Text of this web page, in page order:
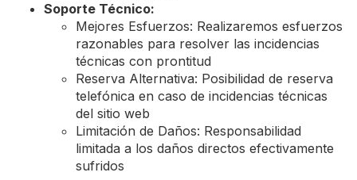
Soporte Técnico:
Mejores Esfuerzos: Realizaremos esfuerzos
razonables para resolver las incidencias
técnicas con prontitud
Reserva Alternativa: Posibilidad de reserva
telefónica en caso de incidencias técnicas
del sitio web
Limitación de Daños: Responsabilidad
limitada a los daños directos efectivamente
sufridos